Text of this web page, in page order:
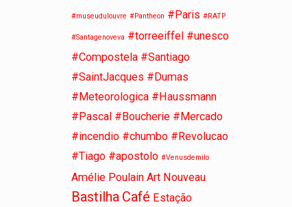
#museudulouvre #Pantheon #Paris #RATP
#Santagenoveva #torreeiffel #unesco
#Compostela #Santiago
#SaintJacques #Dumas
#Meteorologica #Haussmann
#Pascal #Boucherie #Mercado
#incendio #chumbo #Revolucao
#Tiago #apostolo #Venusdemilo
Amélie Poulain Art Nouveau
Bastilha Café Estação